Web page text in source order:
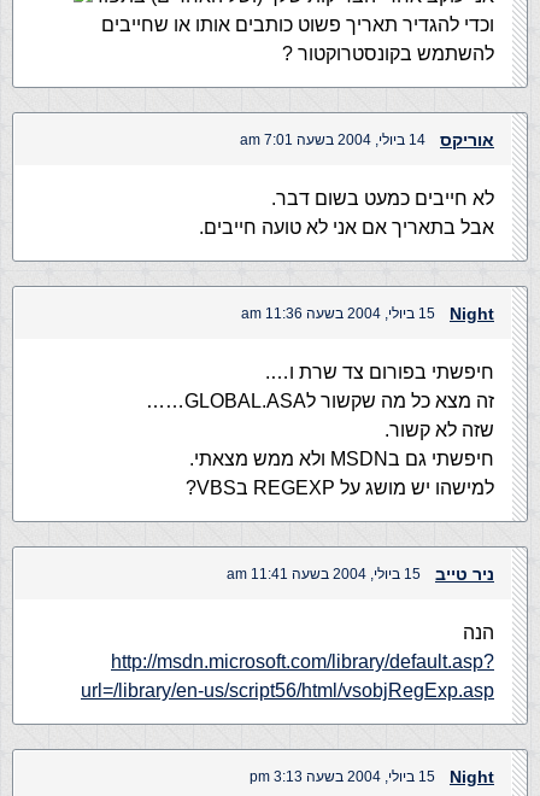
וכדי להגדיר תאריך פשוט כותבים אותו או שחייבים
להשתמש בקונסטרוקטור ?
אוריקס 14 ביולי, 2004 בשעה 7:01 am
לא חייבים כמעט בשום דבר.
אבל בתאריך אם אני לא טועה חייבים.
Night 15 ביולי, 2004 בשעה 11:36 am
חיפשתי בפורום צד שרת ו….
זה מצא כל מה שקשור לGLOBAL.ASA……
שזה לא קשור.
חיפשתי גם בMSDN ולא ממש מצאתי.
למישהו יש מושג על REGEXP בVBS?
ניר טייב 15 ביולי, 2004 בשעה 11:41 am
הנה
http://msdn.microsoft.com/library/default.asp?
url=/library/en-us/script56/html/vsobjRegExp.asp
Night 15 ביולי, 2004 בשעה 3:13 pm